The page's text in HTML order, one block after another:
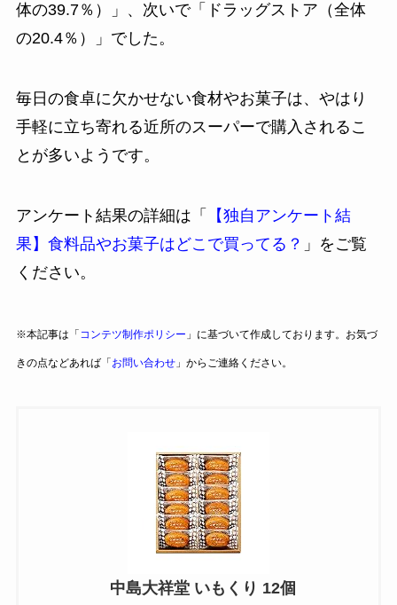
体の39.7％）」、次いで「ドラッグストア（全体
の20.4％）」でした。
毎日の食卓に欠かせない食材やお菓子は、やはり
手軽に立ち寄れる近所のスーパーで購入されるこ
とが多いようです。
アンケート結果の詳細は「
【独自アンケート結
果】食料品やお菓子はどこで買ってる？ 」をご覧
ください。
※本記事は「 コンテツ制作ポリシー 」に基づいて作成しております。お気づ
きの点などあれば「お問い合わせ」からご連絡ください。
中島大祥堂 いもくり 12個